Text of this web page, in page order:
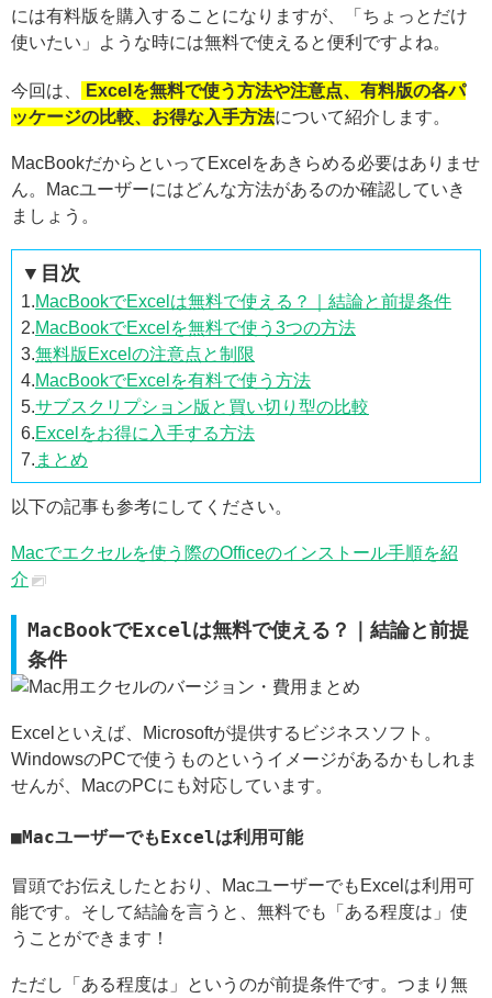
には有料版を購入することになりますが、「ちょっとだけ
使いたい」ような時には無料で使えると便利ですよね。
今回は、
Excelを無料で使う方法や注意点、有料版の各パ
ッケージの比較、お得な入手方法について紹介します。
MacBookだからといってExcelをあきらめる必要はありませ
ん。Macユーザーにはどんな方法があるのか確認していき
ましょう。
▼目次
1.MacBookでExcelは無料で使える？｜結論と前提条件
2.MacBookでExcelを無料で使う3つの方法
3.無料版Excelの注意点と制限
4.MacBookでExcelを有料で使う方法
5.サブスクリプション版と買い切り型の比較
6.Excelをお得に入手する方法
7. まとめ
以下の記事も参考にしてください。
Macでエクセルを使う際のOfficeのインストール手順を紹
介
MacBookでExcelは無料で使える？｜結論と前提
条件
Excelといえば、Microsoftが提供するビジネスソフト。
WindowsのPCで使うものというイメージがあるかもしれま
せんが、MacのPCにも対応しています。
MacユーザーでもExcelは利用可能
冒頭でお伝えしたとおり、MacユーザーでもExcelは利用可
能です。そして結論を言うと、無料でも「ある程度は」使
うことができます！
ただし「ある程度は」というのが前提条件です。つまり無